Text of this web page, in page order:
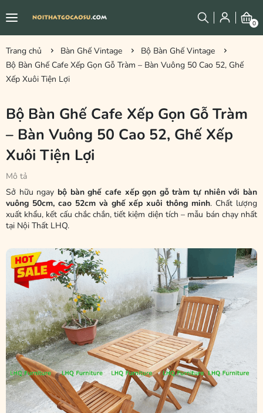
0
Trang chủ Bàn Ghế Vintage
Bộ Bàn Ghế Vintage
Bộ Bàn Ghế Cafe Xếp Gọn Gỗ Tràm – Bàn Vuông 50 Cao 52, Ghế
Xếp Xuôi Tiện Lợi
Bộ Bàn Ghế Cafe Xếp Gọn Gỗ Tràm
– Bàn Vuông 50 Cao 52, Ghế Xếp
Xuôi Tiện Lợi
Mô tả
Sở hữu ngay bộ bàn ghế cafe xếp gọn gỗ tràm tự nhiên với bàn
vuông 50cm, cao 52cm và ghế xếp xuôi thông minh. Chất lượng
xuất khẩu, kết cấu chắc chắn, tiết kiệm diện tích – mẫu bán chạy nhất
tại Nội Thất LHQ.